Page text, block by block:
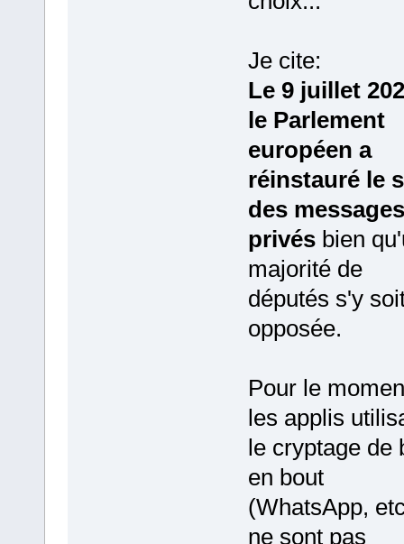
Je cite:
Le 9 juillet
le Parlement
européen a
réinstauré le
des messages
privésbien
majorité de
députés s'y
opposée.
Pour le
les applis
le cryptage de
en bout
(WhatsApp,
ne sont pas